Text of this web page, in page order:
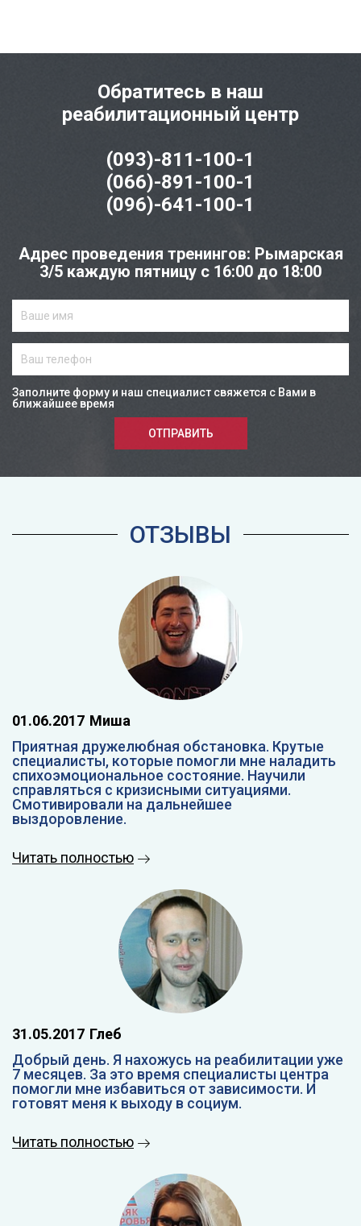
Обратитесь в наш
реабилитационный центр
(093)-811-100-1
(066)-891-100-1
(096)-641-100-1
Адрес проведения тренингов: Рымарская
3/5 каждую пятницу с 16:00 до 18:00
Заполните форму и наш специалист свяжется с Вами в
ближайшее время
ОТПРАВИТЬ
ОТЗЫВЫ
01.06.2017 Миша
Приятная дружелюбная обстановка. Крутые
специалисты, которые помогли мне наладить
спихоэмоциональное состояние. Научили
справляться с кризисными ситуациями.
Смотивировали на дальнейшее
выздоровление.
Читать полностью
31.05.2017 Глеб
Добрый день. Я нахожусь на реабилитации уже
7 месяцев. За это время специалисты центра
помогли мне избавиться от зависимости. И
готовят меня к выходу в социум.
Читать полностью